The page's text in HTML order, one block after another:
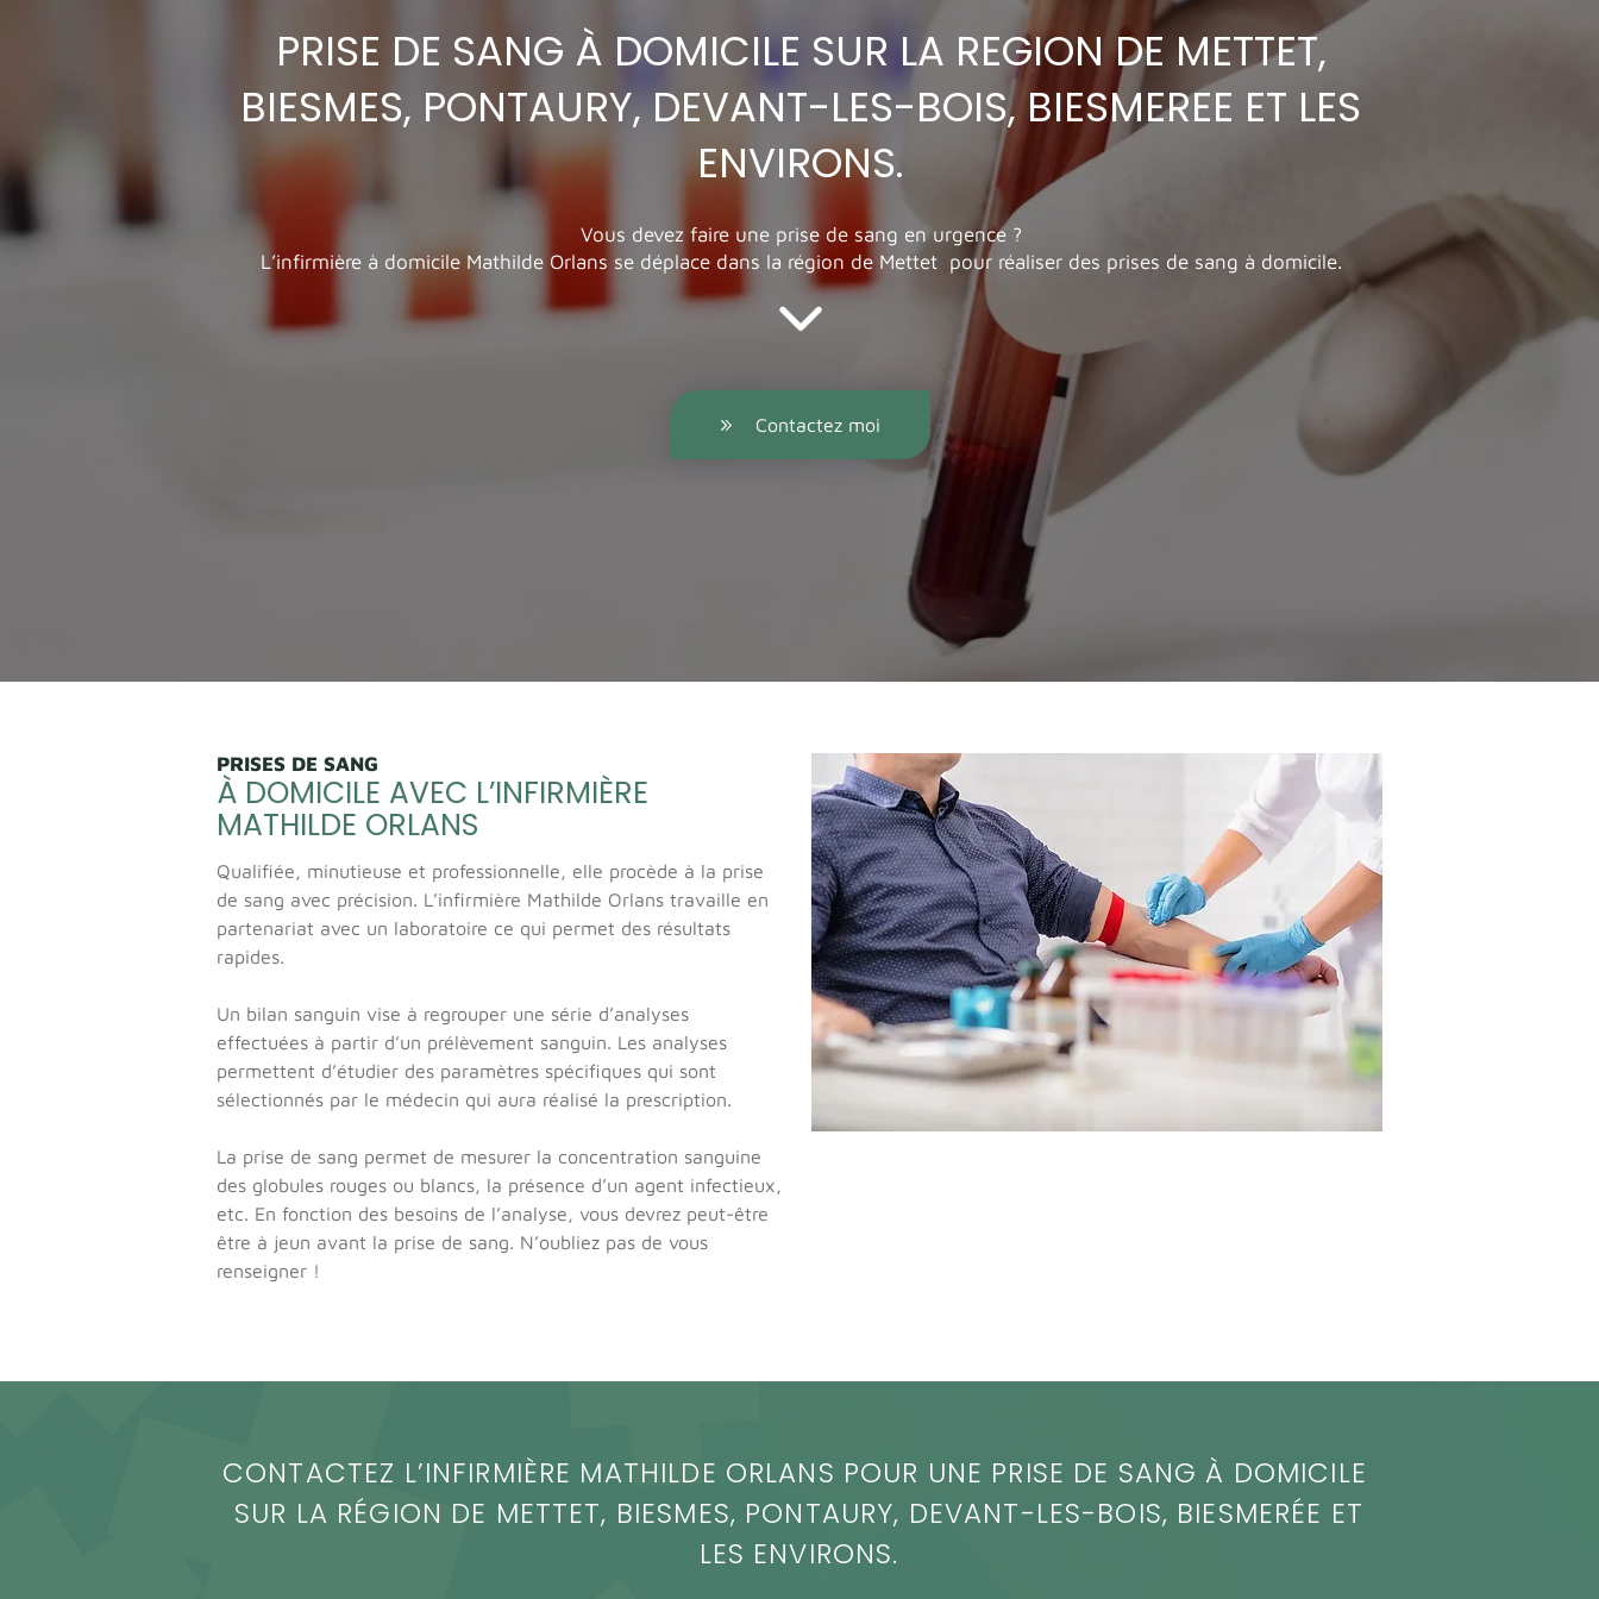
PRISE DE SANG À DOMICILE SUR LA REGION DE METTET,
BIESMES, PONTAURY, DEVANT-LES-BOIS, BIESMEREE ET LES
ENVIRONS.
Vous devez faire une prise de sang en urgence ?
L’infirmière à domicile Mathilde Orlans se déplace dans la région de Mettet pour réaliser des prises de sang à domicile.
Contactez moi
PRISES DE SANG
À DOMICILE AVEC L’INFIRMIÈRE
MATHILDE ORLANS
Qualifiée, minutieuse et professionnelle, elle procède à la prise
de sang avec précision. L’infirmière Mathilde Orlans travaille en
partenariat avec un laboratoire ce qui permet des résultats
rapides.
Un bilan sanguin vise à regrouper une série d’analyses
effectuées à partir d’un prélèvement sanguin. Les analyses
permettent d’étudier des paramètres spécifiques qui sont
sélectionnés par le médecin qui aura réalisé la prescription.
La prise de sang permet de mesurer la concentration sanguine
des globules rouges ou blancs, la présence d’un agent infectieux,
etc. En fonction des besoins de l’analyse, vous devrez peut-être
être à jeun avant la prise de sang. N’oubliez pas de vous
renseigner !
CONTACTEZ L’INFIRMIÈRE MATHILDE ORLANS POUR UNE PRISE DE SANG À DOMICILE
SUR LA RÉGION DE METTET, BIESMES, PONTAURY, DEVANT-LES-BOIS, BIESMERÉE ET
LES ENVIRONS.